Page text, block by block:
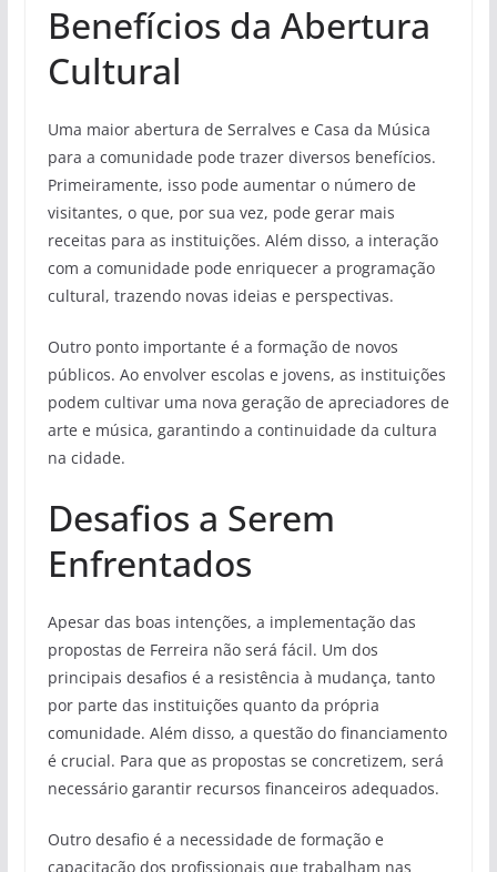
Benefícios da Abertura
Cultural
Uma maior abertura de Serralves e Casa da Música
para a comunidade pode trazer diversos benefícios.
Primeiramente, isso pode aumentar o número de
visitantes, o que, por sua vez, pode gerar mais
receitas para as instituições. Além disso, a interação
com a comunidade pode enriquecer a programação
cultural, trazendo novas ideias e perspectivas.
Outro ponto importante é a formação de novos
públicos. Ao envolver escolas e jovens, as instituições
podem cultivar uma nova geração de apreciadores de
arte e música, garantindo a continuidade da cultura
na cidade.
Desafios a Serem
Enfrentados
Apesar das boas intenções, a implementação das
propostas de Ferreira não será fácil. Um dos
principais desafios é a resistência à mudança, tanto
por parte das instituições quanto da própria
comunidade. Além disso, a questão do financiamento
é crucial. Para que as propostas se concretizem, será
necessário garantir recursos financeiros adequados.
Outro desafio é a necessidade de formação e
capacitação dos profissionais que trabalham nas